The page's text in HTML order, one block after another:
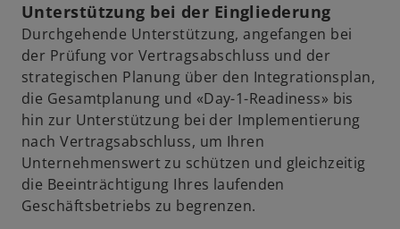
Unterstützung bei der Eingliederung
Durchgehende Unterstützung, angefangen bei
der Prüfung vor Vertragsabschluss und der
strategischen Planung über den Integrationsplan,
die Gesamtplanung und «Day-1-Readiness» bis
hin zur Unterstützung bei der Implementierung
nach Vertragsabschluss, um Ihren
Unternehmenswert zu schützen und gleichzeitig
die Beeinträchtigung Ihres laufenden
Geschäftsbetriebs zu begrenzen.